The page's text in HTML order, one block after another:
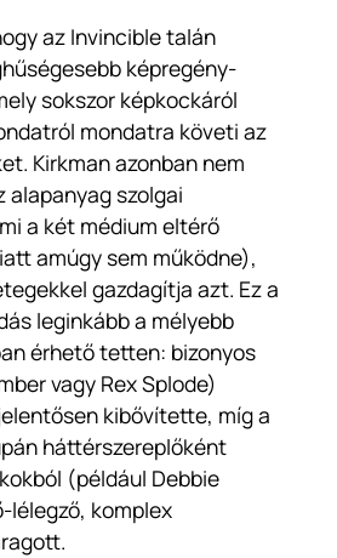
az Invincible talán
képregény-
sokszor képkockáról
mondatra követi az
Kirkman azonban nem
alapanyag szolgai
a két médium eltérő
amúgy sem működne),
gazdagítja azt. Ez a
leginkább a mélyebb
érhető tetten: bizonyos
vagy Rex Splode)
kibővítette, míg a
háttérszereplőként
(például Debbie
lélegző, komplex